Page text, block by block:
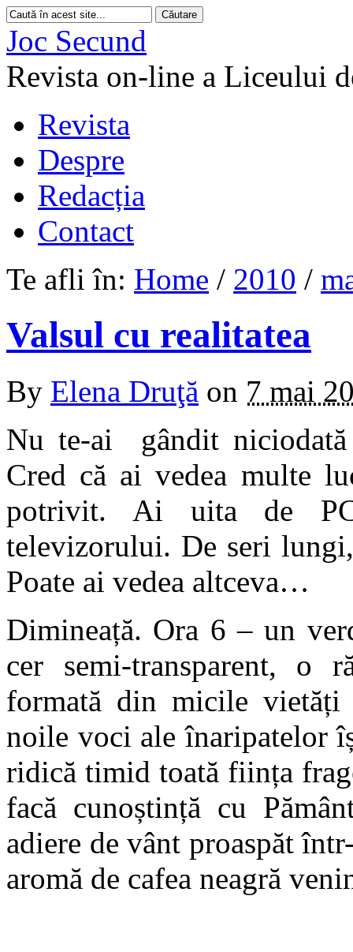
Joc Secund
Revista on-line a Liceului
Revista
Despre
Redacția
Contact
Te afli în: Home / 2010 /
Valsul cu realitatea
By Elena Druţă on 7 mai
Nu te-ai gândit
Cred că ai vedea multe
potrivit. Ai uita de
televizorului. De seri
Poate ai vedea altceva…
Dimineață. Ora 6 – un
cer semi-transparent, o
formată din micile vietăți
noile voci ale înaripatelor
ridică timid toată ființa
facă cunoștință cu
adiere de vânt proaspăt
aromă de cafea neagră